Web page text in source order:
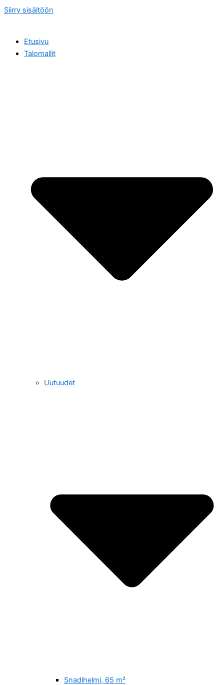
Siirry sisältöön
Etusivu
Talomallit
Uutuudet
Snadihelmi, 65 m²